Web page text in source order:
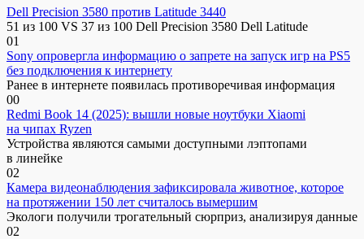
Dell Precision 3580 против Latitude 3440
51 из 100 VS 37 из 100 Dell Precision 3580 Dell Latitude
01
Sony опровергла информацию о запрете на запуск игр на PS5
без подключения к интернету
Ранее в интернете появилась противоречивая информация
00
Redmi Book 14 (2025): вышли новые ноутбуки Xiaomi
на чипах Ryzen
Устройства являются самыми доступными лэптопами
в линейке
02
Камера видеонаблюдения зафиксировала животное, которое
на протяжении 150 лет считалось вымершим
Экологи получили трогательный сюрприз, анализируя данные
02